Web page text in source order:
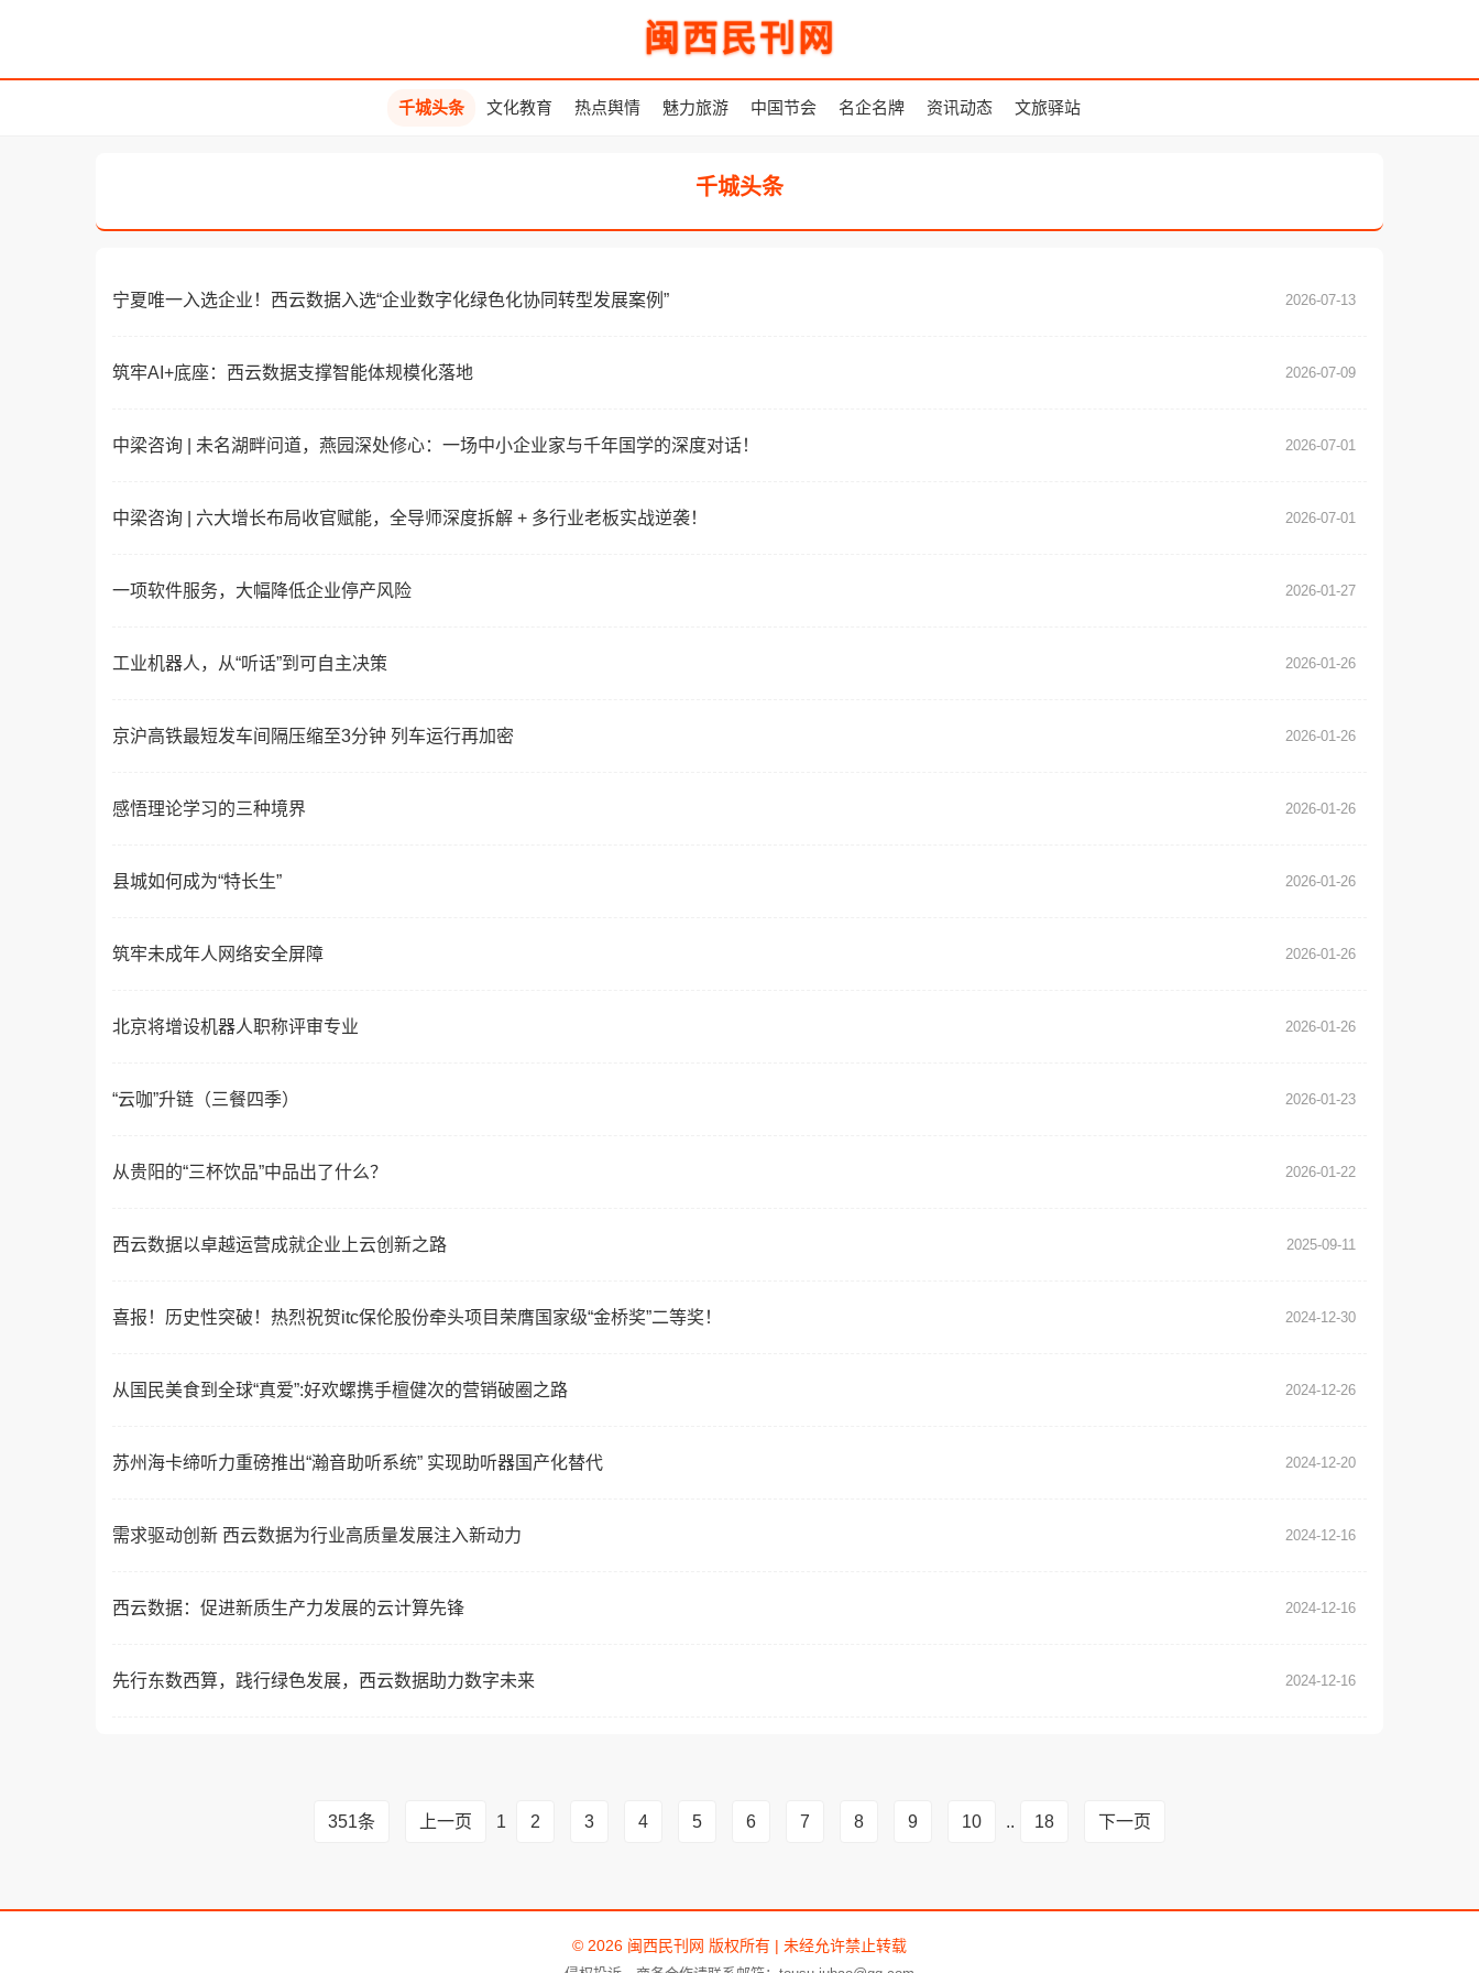
闽西民刊网
千城头条 文化教育 热点舆情 魅力旅游 中国节会 名企名牌 资讯动态 文旅驿站
千城头条
宁夏唯一入选企业！西云数据入选“企业数字化绿色化协同转型发展案例” 2026-07-13
筑牢AI+底座：西云数据支撑智能体规模化落地 2026-07-09
中梁咨询 | 未名湖畔问道，燕园深处修心：一场中小企业家与千年国学的深度对话！ 2026-07-01
中梁咨询 | 六大增长布局收官赋能，全导师深度拆解 + 多行业老板实战逆袭！ 2026-07-01
一项软件服务，大幅降低企业停产风险 2026-01-27
工业机器人，从“听话”到可自主决策 2026-01-26
京沪高铁最短发车间隔压缩至3分钟 列车运行再加密 2026-01-26
感悟理论学习的三种境界 2026-01-26
县城如何成为“特长生” 2026-01-26
筑牢未成年人网络安全屏障 2026-01-26
北京将增设机器人职称评审专业 2026-01-26
“云咖”升链（三餐四季） 2026-01-23
从贵阳的“三杯饮品”中品出了什么？ 2026-01-22
西云数据以卓越运营成就企业上云创新之路 2025-09-11
喜报！历史性突破！热烈祝贺itc保伦股份牵头项目荣膺国家级“金桥奖”二等奖！ 2024-12-30
从国民美食到全球“真爱”:好欢螺携手檀健次的营销破圈之路 2024-12-26
苏州海卡缔听力重磅推出“瀚音助听系统” 实现助听器国产化替代 2024-12-20
需求驱动创新 西云数据为行业高质量发展注入新动力 2024-12-16
西云数据：促进新质生产力发展的云计算先锋 2024-12-16
先行东数西算，践行绿色发展，西云数据助力数字未来 2024-12-16
351条 上一页 1 2 3 4 5 6 7 8 9 10 .. 18 下一页
© 2026 闽西民刊网 版权所有 | 未经允许禁止转载